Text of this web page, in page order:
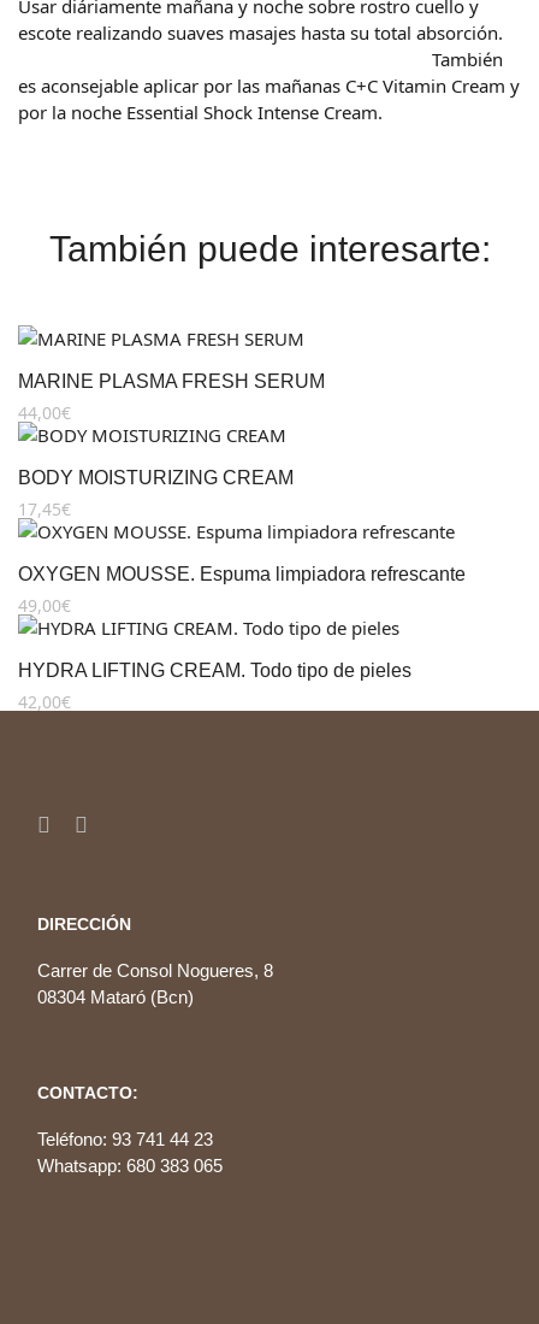
Usar diáriamente mañana y noche sobre rostro cuello y
escote realizando suaves masajes hasta su total absorción.
También
es aconsejable aplicar por las mañanas C+C Vitamin Cream y
por la noche Essential Shock Intense Cream.
También puede interesarte:
MARINE PLASMA FRESH SERUM
44,00€
BODY MOISTURIZING CREAM
17,45€
OXYGEN MOUSSE. Espuma limpiadora refrescante
49,00€
HYDRA LIFTING CREAM. Todo tipo de pieles
42,00€
DIRECCIÓN
Carrer de Consol Nogueres, 8
08304 Mataró (Bcn)
CONTACTO:
Teléfono: 93 741 44 23
Whatsapp: 680 383 065